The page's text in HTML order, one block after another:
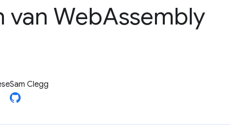
van WebAssembly
Sam Clegg